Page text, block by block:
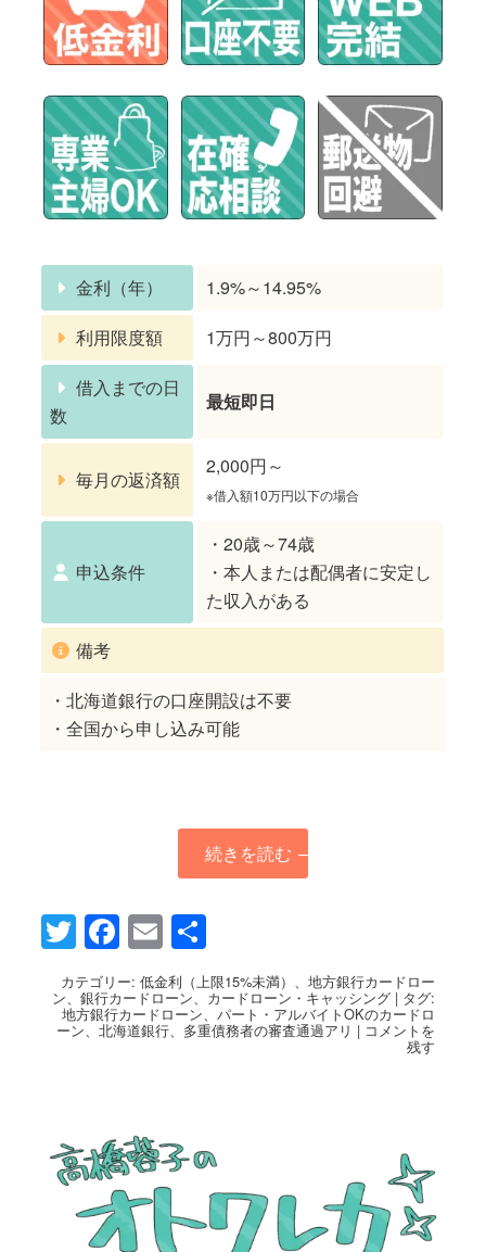
金利（年）
1.9%～14.95%
利用限度額
1万円～800万円
借入までの日
数
最短即日
毎月の返済額
2,000円～
※借入額10万円以下の場合
申込条件
・20歳～74歳
・本人または配偶者に安定し
た収入がある
備考
・北海道銀行の口座開設は不要
・全国から申し込み可能
続きを読む →
Twitter
Facebook
Email
有
カテゴリー: 低金利（上限15%未満） 、地方銀行カードロー
ン、銀行カードローン、 カードローン・キャッシング | タグ:
地方銀行カードローン、パート・アルバイトOKのカードロ
ーン、北海道銀行、 多重債務者の審査通過アリ | コメントを
残す